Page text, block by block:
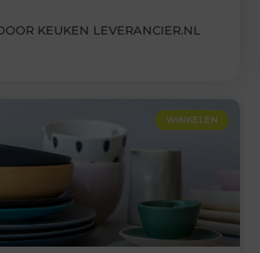
KEUKEN LEVERANCIER.NL
WINKELEN